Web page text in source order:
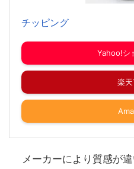
チッピング
Yahoo!シ
楽
メーカーにより質感が